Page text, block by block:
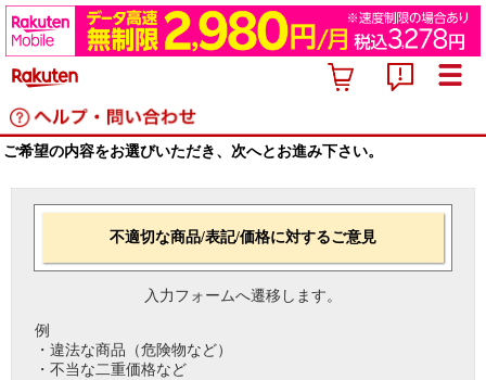
ご希望の内容をお選びいただき、次へとお進み下さい。
不適切な商品/表記/価格に対するご意見
入力フォームへ遷移します。
例
・違法な商品（危険物など）
・不当な二重価格など